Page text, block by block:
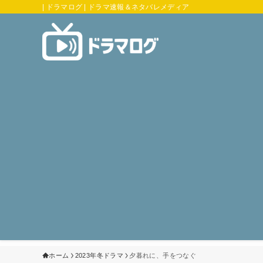
| ドラマログ | ドラマ速報＆ネタバレメディア
ホーム 2023年冬ドラマ 夕暮れに、手をつなぐ